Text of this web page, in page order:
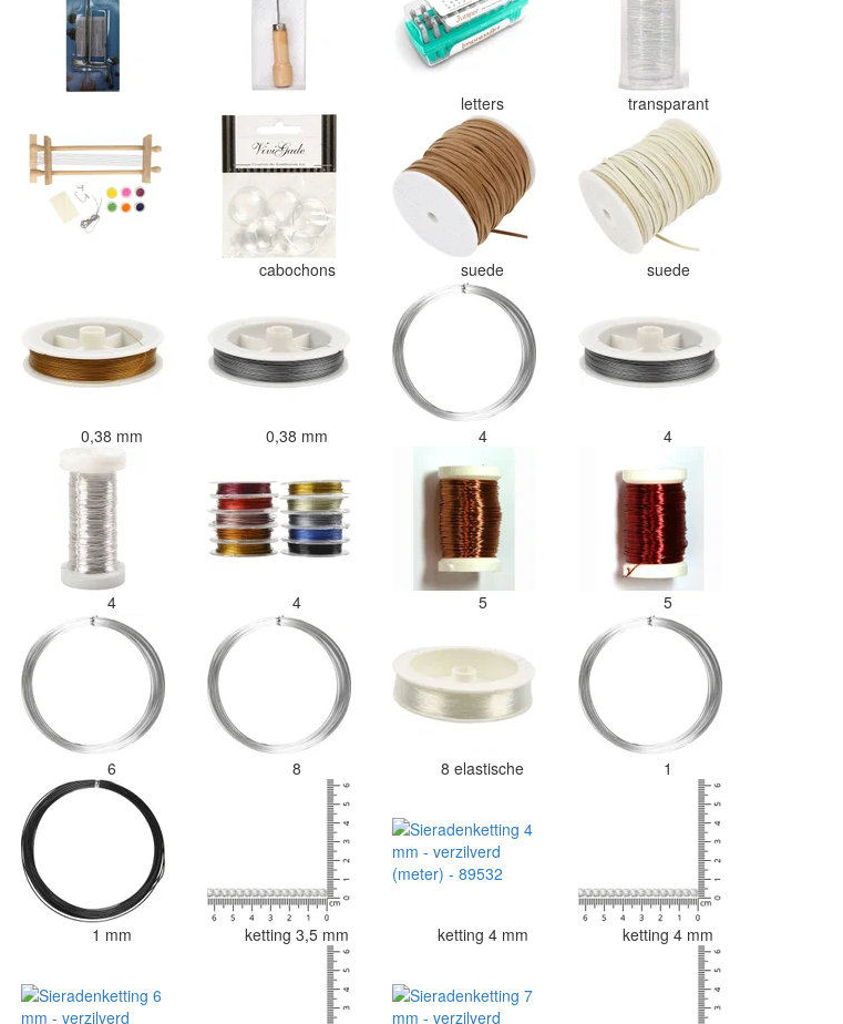
letters transparant
cabochons suede suede
0,38 mm 0,38 mm 4 4
4 4 5 5
6 8 8 elastische 1
1 mm ketting 3,5 mm ketting 4 mm ketting 4 mm